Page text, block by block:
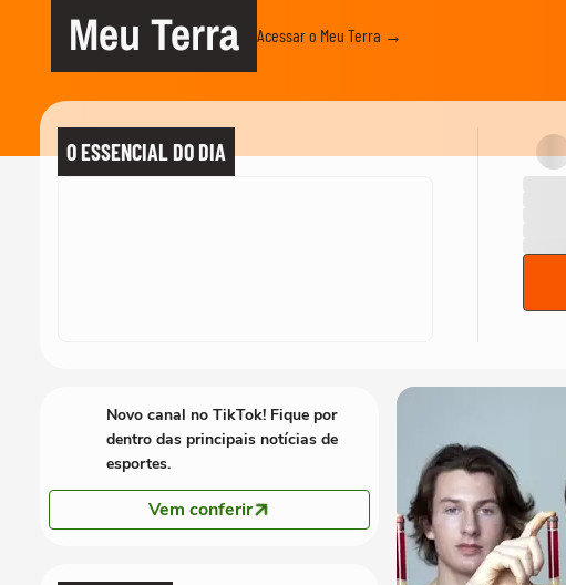
Meu Terra Acessar o Meu Terra →
O ESSENCIAL DO DIA
Novo canal no TikTok! Fique por
dentro das principais notícias de
esportes.
Vem conferir